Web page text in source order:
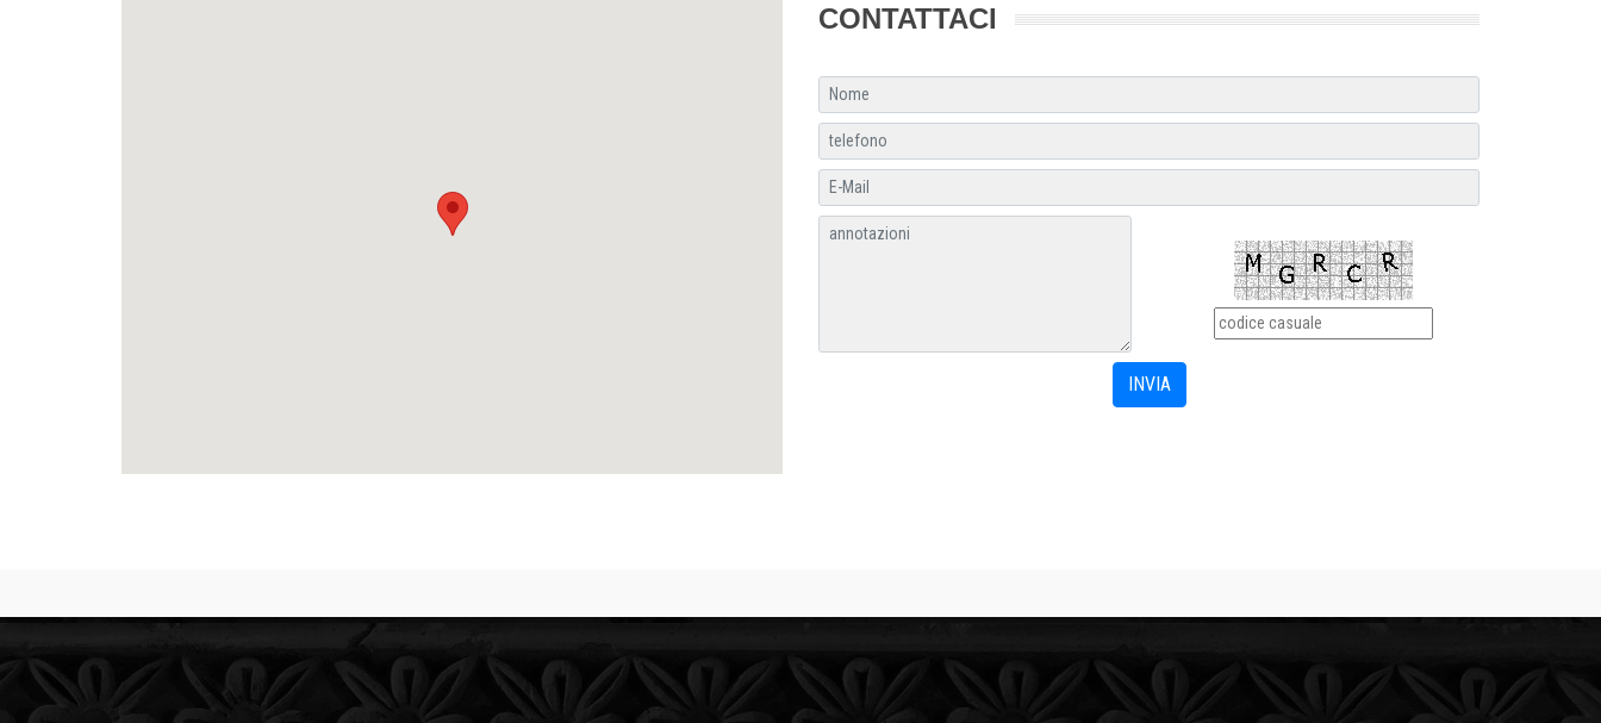
CONTATTACI